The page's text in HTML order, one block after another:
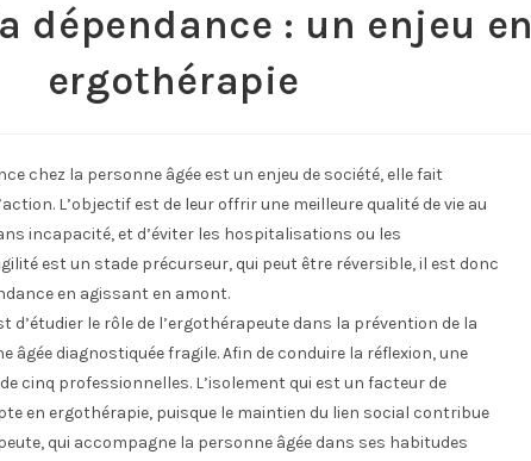
dépendance : un enjeu en
ergothérapie
chez la personne âgée est un enjeu de société, elle fait
L’objectif est de leur offrir une meilleure qualité de vie au
incapacité, et d’éviter les hospitalisations ou les
est un stade précurseur, qui peut être réversible, il est donc
en agissant en amont.
d’étudier le rôle de l’ergothérapeute dans la prévention de la
âgée diagnostiquée fragile. Afin de conduire la réflexion, une
cinq professionnelles. L’isolement qui est un facteur de
en ergothérapie, puisque le maintien du lien social contribue
qui accompagne la personne âgée dans ses habitudes